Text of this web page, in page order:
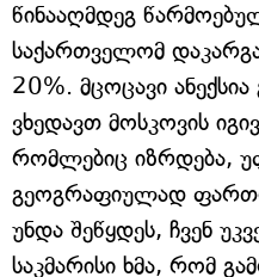
წინააღმდეგ
საქართველომ
20%. მცოცავი
ვხედავთ მოსკოვის
რომლებიც იზრდება,
გეოგრაფიულად
უნდა შეწყდეს, ჩვენ
საკმარისი ხმა, რომ